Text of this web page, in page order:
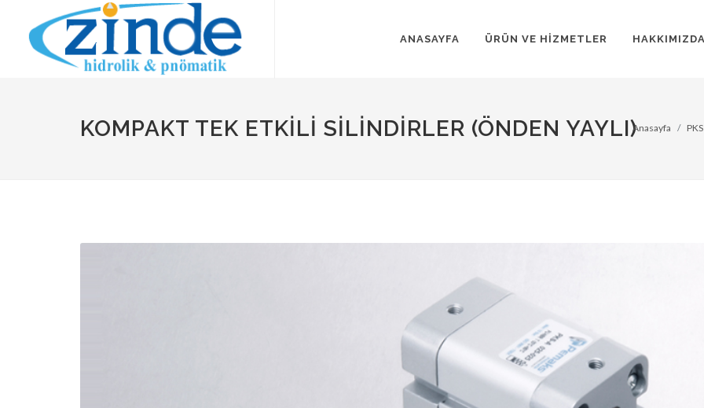
ANASAYFA ÜRÜN VE HİZMETLER HAKKIMIZDA
KOMPAKT TEK ETKİLİ SİLİNDİRLER (ÖNDEN YAYLI)Anasayfa